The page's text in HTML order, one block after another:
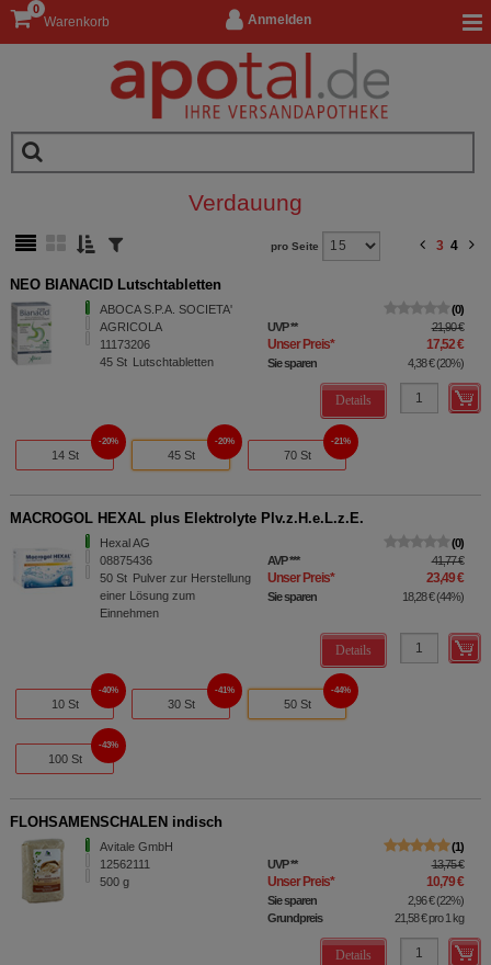
Anmelden
Warenkorb
0
Verdauung
pro Seite 3 4
NEO BIANACID Lutschtabletten
ABOCA S.P.A. SOCIETA'
AGRICOLA
11173206
45 St Lutschtabletten
0
UVP** 21,90 €
Unser Preis* 17,52 €
Sie sparen 4,38 €(20%)
Details
14 St
20%
45 St
20%
70 St
21%
MACROGOL HEXAL plus Elektrolyte Plv.z.H.e.L.z.E.
Hexal AG
08875436
50 St Pulver zur Herstellung
einer Lösung zum
Einnehmen
0
AVP*** 41,77 €
Unser Preis* 23,49 €
Sie sparen 18,28 €(44%)
Details
10 St
40%
30 St
41%
50 St
44%
100 St
43%
FLOHSAMENSCHALEN indisch
Avitale GmbH
12562111
500 g
1
UVP** 13,75 €
Unser Preis* 10,79 €
Sie sparen 2,96 €(22%)
Grundpreis
21,58 €pro 1 kg
Details